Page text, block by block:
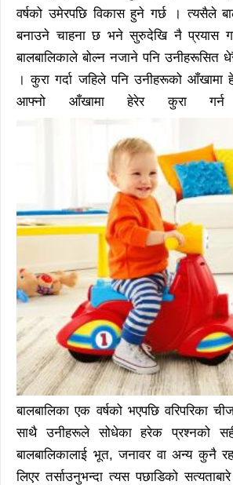
वर्षको उमेरपछि विकास हुने गर्छ । त्यसैले
बनाउने चाहना छ भने सुरुदेखि नै प्रयास
बालबालिकाले बोल्न नजाने पनि उनीहरूसित
। कुरा गर्दा जहिले पनि उनीहरूको आँखामा
आफ्नो आँखामा हेरेर कुरा गर्न
बालबालिका एक वर्षको भएपछि वरिपरिका
साथै उनीहरूले सोधेका हरेक प्रश्नको
बालबालिकालाई भूत, जनावर वा अन्य कुनै
लिएर तर्साउनुभन्दा त्यस पछाडिको